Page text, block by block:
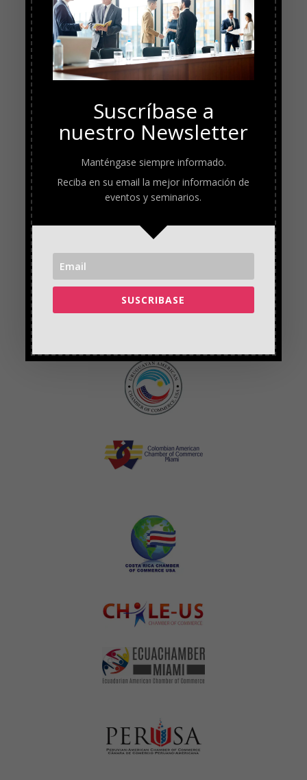
Suscríbase a
nuestro Newsletter
Manténgase siempre informado.
Reciba en su email la mejor información de
eventos y seminarios.
SUSCRIBASE